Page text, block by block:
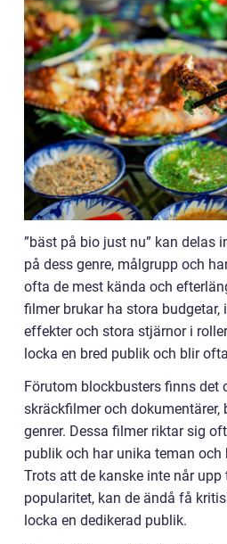
”bäst på bio just nu” kan delas
på dess genre, målgrupp och
ofta de mest kända och
filmer brukar ha stora budgetar,
effekter och stora stjärnor i
locka en bred publik och blir
Förutom blockbusters finns det
skräckfilmer och dokumentärer,
genrer. Dessa filmer riktar sig
publik och har unika teman och
Trots att de kanske inte når
popularitet, kan de ändå få
locka en dedikerad publik.